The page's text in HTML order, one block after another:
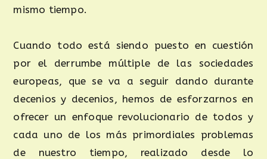
mismo tiempo.
Cuando todo está siendo puesto en cuestión
por el derrumbe múltiple de las sociedades
europeas, que se va a seguir dando durante
decenios y decenios, hemos de esforzarnos en
ofrecer un enfoque revolucionario de todos y
cada uno de los más primordiales problemas
de nuestro tiempo, realizado desde lo